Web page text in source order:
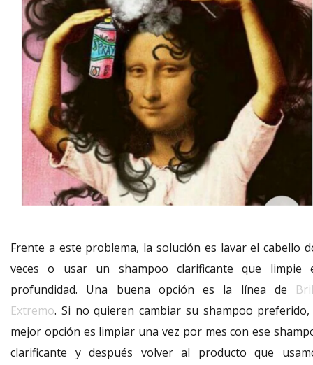
Frente a este problema, la solución es lavar el cabello
veces o usar un shampoo clarificante que limpie
profundidad. Una buena opción es la línea de
Extremo. Si no quieren cambiar su shampoo
mejor opción es limpiar una vez por mes con ese
clarificante y después volver al producto que